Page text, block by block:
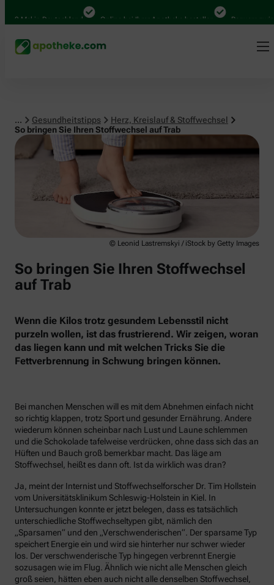
Mal in Deutschland Online bei Ihrer Apotheke bestellen Bequem
... Gesundheitstipps
Herz, Kreislauf & Stoffwechsel
So bringen Sie Ihren Stoffwechsel auf Trab
Herz, Kreislauf & Stoffwechsel
© Leonid Lastremskyi / iStock by Getty Images
So bringen Sie Ihren Stoffwechsel
auf Trab
Wenn die Kilos trotz gesundem Lebensstil nicht
purzeln wollen, ist das frustrierend. Wir zeigen, woran
das liegen kann und mit welchen Tricks Sie die
Fettverbrennung in Schwung bringen können.
Bei manchen Menschen will es mit dem Abnehmen einfach nicht
so richtig klappen, trotz Sport und gesunder Ernährung. Andere
wiederum können scheinbar nach Lust und Laune schlemmen
und die Schokolade tafelweise verdrücken, ohne dass sich das an
Hüften und Bauch groß bemerkbar macht. Das läge am
Stoffwechsel, heißt es dann oft. Ist da wirklich was dran?
Ja, meint der Internist und Stoffwechselforscher Dr. Tim Hollstein
vom Universitätsklinikum Schleswig-Holstein in Kiel. In
Untersuchungen konnte er jetzt belegen, dass es tatsächlich
unterschiedliche Stoffwechseltypen gibt, nämlich den
„Sparsamen“ und den „Verschwenderischen“. Der sparsame Typ
speichert Energie ein und wird sie hinterher nur schwer wieder
los. Der verschwenderische Typ hingegen verbrennt Energie
sozusagen wie im Flug. Ähnlich wie nicht alle Menschen gleich
groß seien, hätten eben auch nicht alle denselben Stoffwechsel,